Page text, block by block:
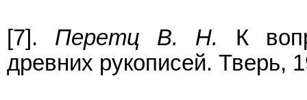
[7]. Перетц В. Н.
К
древних рукописей. Тверь,